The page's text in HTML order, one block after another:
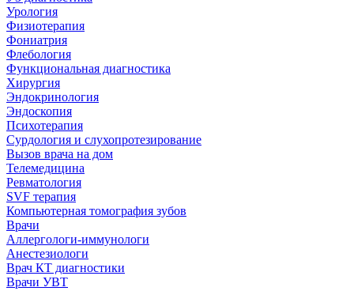
Урология
Физиотерапия
Фониатрия
Флебология
Функциональная диагностика
Хирургия
Эндокринология
Эндоскопия
Психотерапия
Сурдология и слухопротезирование
Вызов врача на дом
Телемедицина
Ревматология
SVF терапия
Компьютерная томография зубов
Врачи
Аллергологи-иммунологи
Анестезиологи
Врач КТ диагностики
Врачи УВТ